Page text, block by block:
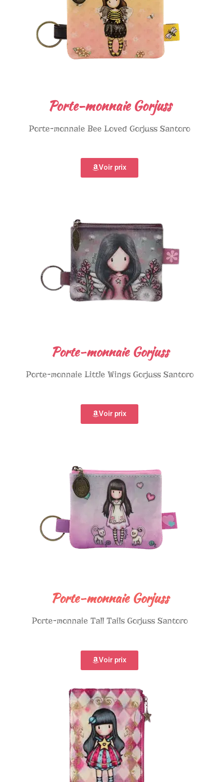
Porte-monnaie Gorjuss
Porte-monnaie Bee Loved Gorjuss Santoro
Voir prix
Porte-monnaie Gorjuss
Porte-monnaie Little Wings Gorjuss Santoro
Voir prix
Porte-monnaie Gorjuss
Porte-monnaie Tall Tails Gorjuss Santoro
Voir prix